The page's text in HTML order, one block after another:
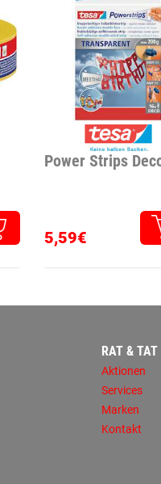
Power Strips
5,59€
RAT & TAT
Aktionen
Services
Marken
Kontakt